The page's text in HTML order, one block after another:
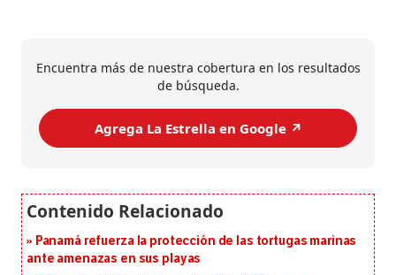
Encuentra más de nuestra cobertura en los resultados
de búsqueda.
Agrega La Estrella en Google ↗️
Panamá refuerza la protección de las tortugas marinas
ante amenazas en sus playas